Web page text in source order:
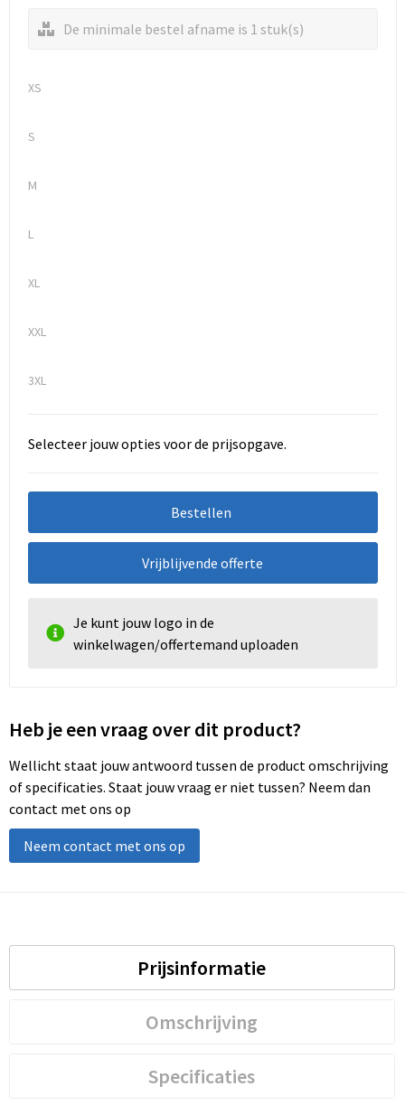
De minimale bestel afname is 1 stuk(s)
XS
S
M
L
XL
XXL
3XL
Selecteer jouw opties voor de prijsopgave.
Bestellen
Vrijblijvende offerte
Je kunt jouw logo in de
winkelwagen/offertemand uploaden
Heb je een vraag over dit product?
Wellicht staat jouw antwoord tussen de product omschrijving
of specificaties. Staat jouw vraag er niet tussen? Neem dan
contact met ons op
Neem contact met ons op
Prijsinformatie
Omschrijving
Specificaties